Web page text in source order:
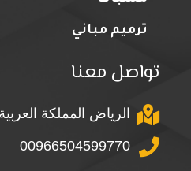
ترميم مباني
تواصل معنا
الرياض المملكة
00966504599770